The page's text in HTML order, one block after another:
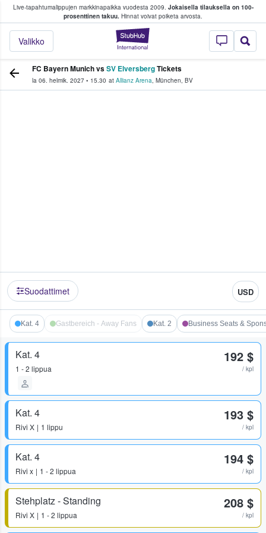
Live-tapahtumalippujen markkinapaikka vuodesta 2009. Jokaisella tilauksella on 100-
prosenttinen takuu. Hinnat voivat poiketa arvosta.
StubHub -
Valikko
fanit ostavat ja myyvät lippuja
FC Bayern Munich vsSV ElversbergTickets
la 06. helmik. 2027 • 15.30 at Allianz Arena, München, BV
Suodattimet USD
Kat. 4 Gastbereich - Away Fans Kat. 2 Business Seats &
Kat. 4
1 - 2 lippua
192 $
/ kpl
Kat. 4
Rivi X 1 lippu
193 $
/ kpl
Kat. 4
Rivi x 1 - 2 lippua
194 $
/ kpl
Stehplatz - Standing
Rivi X 1 - 2 lippua
208 $
/ kpl